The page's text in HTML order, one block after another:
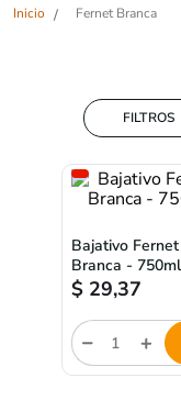
Fernet Branca
Bajativo Fernet
Branca - 750ml
$ 29,37
Cantidad
de
producto